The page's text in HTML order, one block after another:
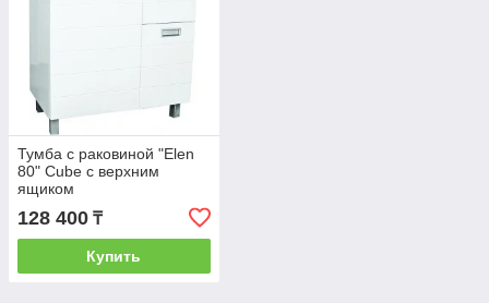
Тумба с раковиной "Elen
80" Cube с верхним
ящиком
128 400 ₸
Купить